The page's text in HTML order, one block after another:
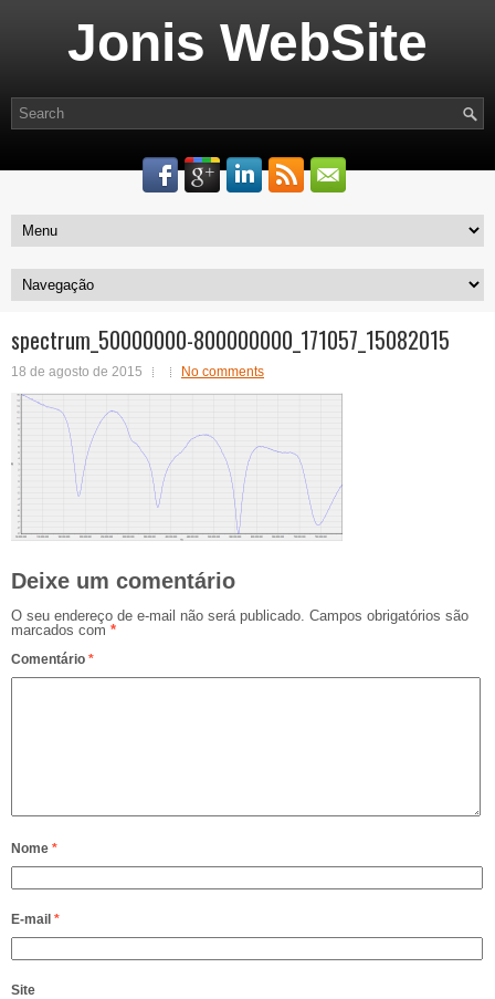
Jonis WebSite
spectrum_50000000-800000000_171057_15082015
18 de agosto de 2015 No comments
Deixe um comentário
O seu endereço de e-mail não será publicado. Campos obrigatórios são
marcados com *
Comentário *
Nome *
E-mail *
Site